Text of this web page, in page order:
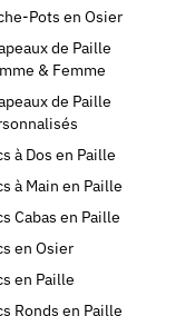
Pots en Osier
de Paille
& Femme
de Paille
à Dos en Paille
à Main en Paille
Cabas en Paille
en Osier
en Paille
Ronds en Paille